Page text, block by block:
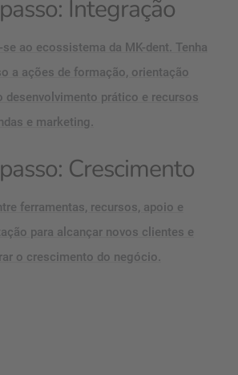
Integração
se ao ecossistema da MK-dent. Tenha
a ações de formação, orientação
desenvolvimento prático e recursos
e marketing.
Crescimento
ferramentas, recursos, apoio e
para alcançar novos clientes e
o crescimento do negócio.